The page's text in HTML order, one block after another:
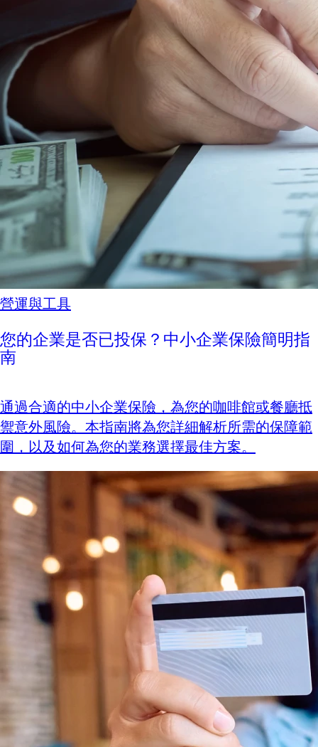
營運與工具
您的企業是否已投保？中小企業保險簡明指
南
通過合適的中小企業保險，為您的咖啡館或餐廳抵
禦意外風險。本指南將為您詳細解析所需的保障範
圍，以及如何為您的業務選擇最佳方案。